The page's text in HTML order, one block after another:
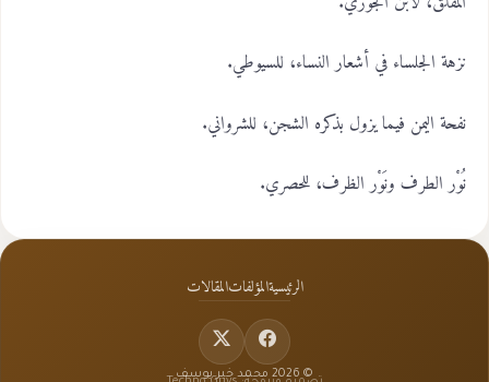
نزهة الجلساء في أشعار النساء، للسيوطي.
نفحة اليمن فيما يزول بذكره الشجن، للشرواني.
نُوْر الطرف ونَوْر الظرف، للحصري.
الرئيسيةالمؤلفاتالمقالات
© 2026 محمد خير يوسف